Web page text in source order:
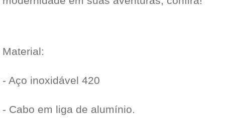
Material:
- Aço inoxidável 420
- Cabo em liga de alumínio.